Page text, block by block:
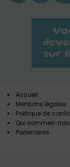
Accueil
Mentions légales
Politique de
Qui sommes-
Partenaires